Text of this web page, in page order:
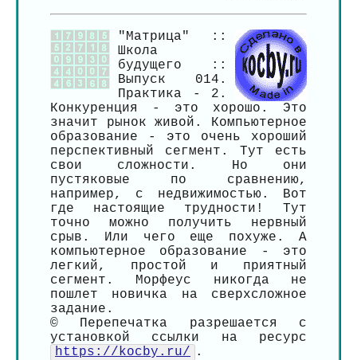
"Матрица" ::
Школа
будущего ::
Выпуск 014.
Практика - 2.
Конкуренция - это хорошо. Это
значит рынок живой. Компьютерное
образование - это очень хороший
перспективный сегмент. Тут есть
свои сложности. Но они
пустяковые по сравнению,
например, с недвижимостью. Вот
где настоящие трудности! Тут
точно можно получить нервный
срыв. Или чего еще похуже. А
компьютерное образование - это
легкий, простой и приятный
сегмент. Морфеус никогда не
пошлет новичка на сверхсложное
задание.
© Перепечатка разрешается с
установкой ссылки на ресурс
https://kocby.ru/
.